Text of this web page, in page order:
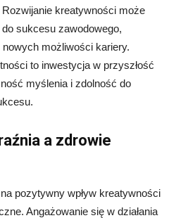
kreatywności może
sukcesu zawodowego,
możliwości kariery.
to inwestycja w przyszłość
myślenia i zdolność do
a zdrowie
pozytywny wpływ kreatywności
Angażowanie się w działania